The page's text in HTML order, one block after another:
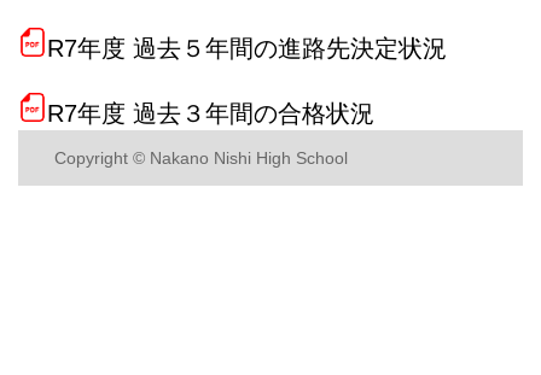
R7年度 過去５年間の進路先決定状況
R7年度 過去３年間の合格状況
Copyright © Nakano Nishi High School